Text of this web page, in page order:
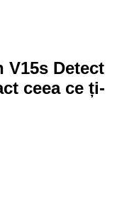
Detect
ceea ce ți-